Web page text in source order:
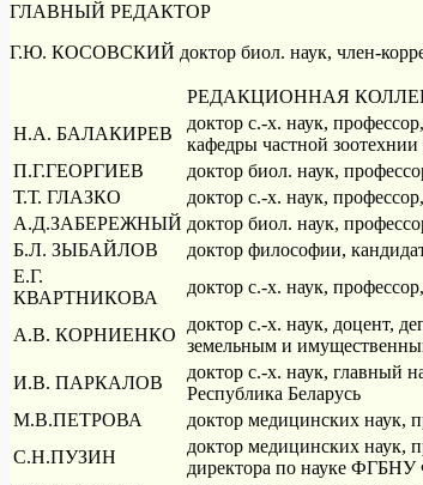
ГЛАВНЫЙ РЕДАКТОР
Г.Ю. КОСОВСКИЙ доктор биол. наук, член-
РЕДАКЦИОННАЯ
Н.А. БАЛАКИРЕВ
доктор с.-х. наук,
кафедры частной
П.Г.ГЕОРГИЕВ
доктор биол. наук,
Т.Т. ГЛАЗКО
доктор с.-х. наук,
А.Д.ЗАБЕРЕЖНЫЙ доктор биол. наук,
Б.Л. ЗЫБАЙЛОВ
доктор философии,
Е.Г.
КВАРТНИКОВА
доктор с.-х. наук,
А.В. КОРНИЕНКО
доктор с.-х. наук, доцент,
земельным и
И.В. ПАРКАЛОВ
доктор с.-х. наук, главный
Республика Беларусь
М.В.ПЕТРОВА
доктор медицинских наук,
С.Н.ПУЗИН
доктор медицинских наук,
директора по науке